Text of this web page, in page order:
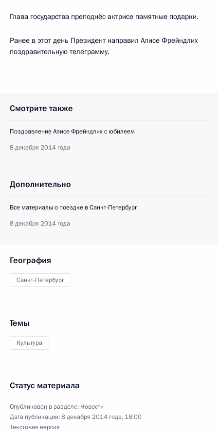
Глава государства преподнёс актрисе памятные подарки.
Ранее в этот день Президент направил Алисе Фрейндлих
поздравительную телеграмму.
Смотрите также
Поздравление Алисе Фрейндлих с юбилеем
8 декабря 2014 года
Дополнительно
Все материалы о поездке в Санкт-Петербург
8 декабря 2014 года
География
Санкт-Петербург
Темы
Культура
Статус материала
Опубликован в разделе: Новости
Дата публикации:8 декабря 2014 года, 18:00
Текстовая версия